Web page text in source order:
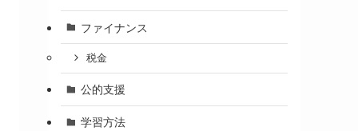
ファイナンス
税金
公的支援
学習方法